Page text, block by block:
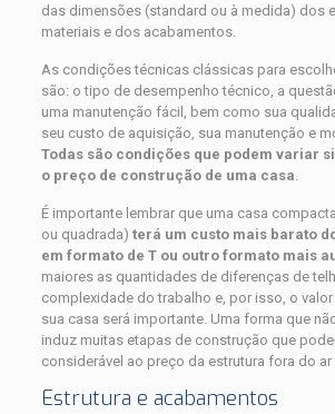
das dimensões (standard ou à medida) dos
materiais e dos acabamentos.
As condições técnicas clássicas para
são: o tipo de desempenho técnico, a
uma manutenção fácil, bem como sua
seu custo de aquisição, sua manutenção e
Todas são condições que podem variar
o preço de construção de uma casa.
É importante lembrar que uma casa
ou quadrada) terá um custo mais barato
em formato de T ou outro formato mais
maiores as quantidades de diferenças de
complexidade do trabalho e, por isso, o
sua casa será importante. Uma forma que
induz muitas etapas de construção que
considerável ao preço da estrutura fora do
Estrutura e acabamentos